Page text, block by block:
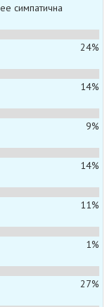
симпатична
24%
14%
9%
14%
11%
1%
27%